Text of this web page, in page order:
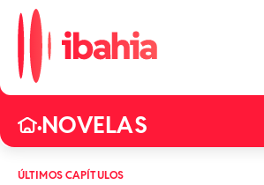
•NOVELAS
ÚLTIMOS CAPÍTULOS